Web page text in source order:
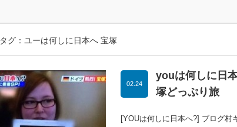
タグ：ユーは何しに日本へ 宝塚
youは何しに日
塚どっぷり旅
02.24
[YOUは何しに日本へ?] ブログ村